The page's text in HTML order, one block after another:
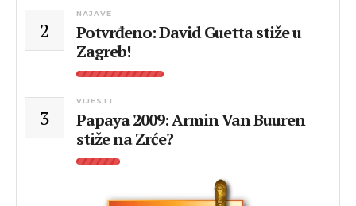
2
NAJAVE
Potvrđeno: David Guetta stiže u
Zagreb!
3
VIJESTI
Papaya 2009: Armin Van Buuren
stiže na Zrće?